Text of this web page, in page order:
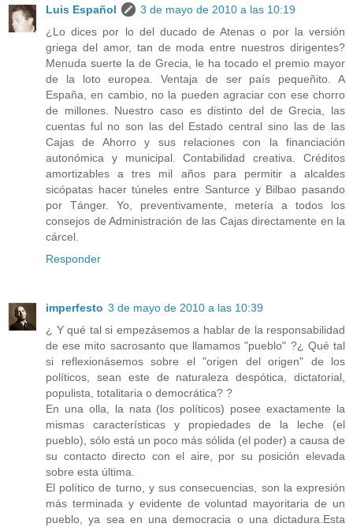
Luis Español
3 de mayo de 2010 a las 10:19
¿Lo dices por lo del ducado de Atenas o por la versión
griega del amor, tan de moda entre nuestros dirigentes?
Menuda suerte la de Grecia, le ha tocado el premio mayor
de la loto europea. Ventaja de ser país pequeñito. A
España, en cambio, no la pueden agraciar con ese chorro
de millones. Nuestro caso es distinto del de Grecia, las
cuentas ful no son las del Estado central sino las de las
Cajas de Ahorro y sus relaciones con la financiación
autonómica y municipal. Contabilidad creativa. Créditos
amortizables a tres mil años para permitir a alcaldes
sicópatas hacer túneles entre Santurce y Bilbao pasando
por Tánger. Yo, preventivamente, metería a todos los
consejos de Administración de las Cajas directamente en la
cárcel.
Responder
imperfesto 3 de mayo de 2010 a las 10:39
¿ Y qué tal si empezásemos a hablar de la responsabilidad
de ese mito sacrosanto que llamamos "pueblo" ?¿ Qué tal
si reflexionásemos sobre el "origen del origen" de los
políticos, sean este de naturaleza despótica, dictatorial,
populista, totalitaria o democrática? ?
En una olla, la nata (los políticos) posee exactamente la
mismas características y propiedades de la leche (el
pueblo), sólo está un poco más sólida (el poder) a causa de
su contacto directo con el aire, por su posición elevada
sobre esta última.
El político de turno, y sus consecuencias, son la expresión
más terminada y evidente de voluntad mayoritaria de un
pueblo, ya sea en una democracia o una dictadura.Esta